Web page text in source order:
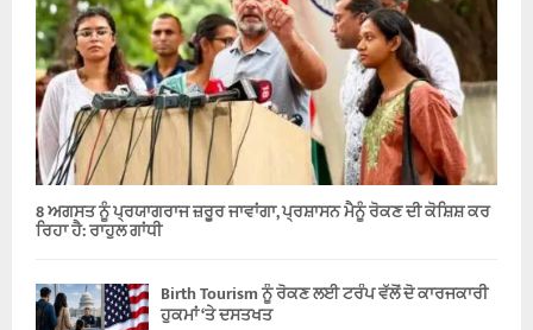
8 ਅਗਸਤ ਨੂੰ ਪ੍ਰਯਾਗਰਾਜ ਜ਼ਰੂਰ ਜਾਵਾਂਗਾ, ਪ੍ਰਸ਼ਾਸਨ ਮੈਨੂੰ ਰੋਕਣ ਦੀ ਕੋਸ਼ਿਸ਼ ਕਰ
ਰਿਹਾ ਹੈ: ਰਾਹੁਲ ਗਾਂਧੀ
Birth Tourism ਨੂੰ ਰੋਕਣ ਲਈ ਟਰੰਪ ਵੱਲੋਂ ਦੋ ਕਾਰਜਕਾਰੀ
ਹੁਕਮਾਂ ‘ਤੇ ਦਸਤਖਤ